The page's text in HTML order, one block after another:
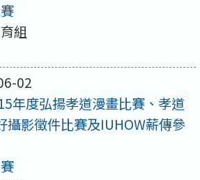
組
02
年度弘揚孝道漫畫比賽、孝道
攝影徵件比賽及IUHOW薪傳參